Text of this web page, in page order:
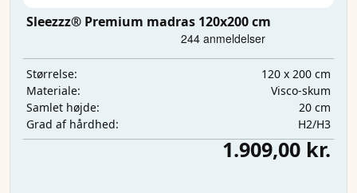
Sleezzz® Premium madras 120x200 cm
Størrelse:
120 x 200 cm
Materiale:
Visco-skum
Samlet højde:
20 cm
Grad af hårdhed:
H2/H3
1.909,00 kr.